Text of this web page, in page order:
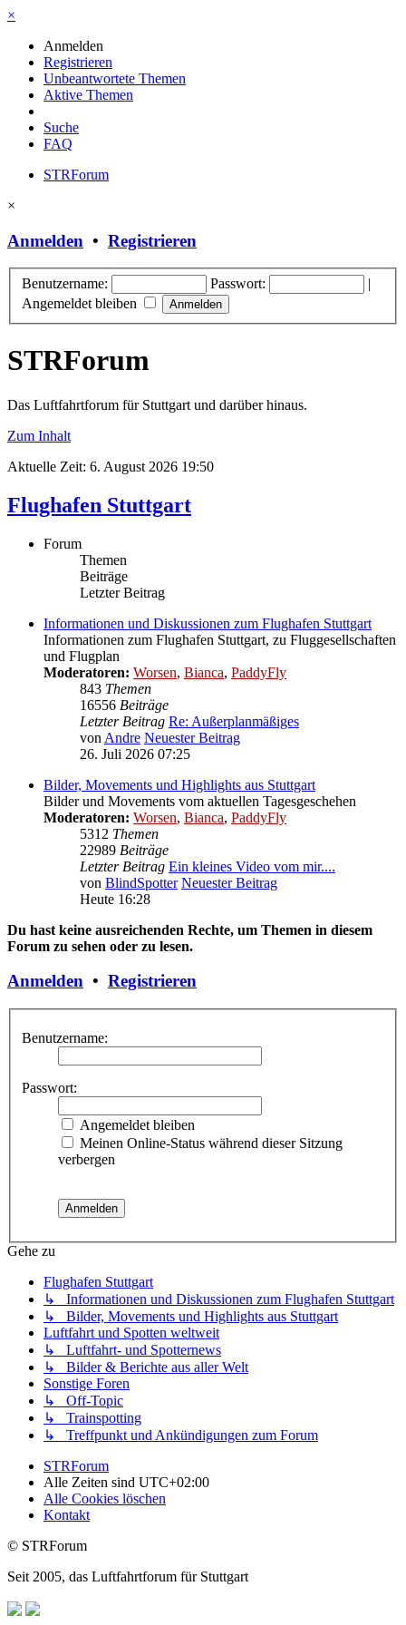
×
Anmelden
Registrieren
Unbeantwortete Themen
Aktive Themen
Suche
FAQ
STRForum
×
Anmelden • Registrieren
Benutzername: Passwort:
|
Angemeldet bleiben
STRForum
Das Luftfahrtforum für Stuttgart und darüber hinaus.
Zum Inhalt
Aktuelle Zeit: 6. August 2026 19:50
Flughafen Stuttgart
Forum
Themen
Beiträge
Letzter Beitrag
Informationen und Diskussionen zum Flughafen Stuttgart
Informationen zum Flughafen Stuttgart, zu Fluggesellschaften
und Flugplan
Moderatoren: Worsen, Bianca, PaddyFly
843 Themen
16556 Beiträge
Letzter Beitrag Re: Außerplanmäßiges
von Andre Neuester Beitrag
26. Juli 2026 07:25
Bilder, Movements und Highlights aus Stuttgart
Bilder und Movements vom aktuellen Tagesgeschehen
Moderatoren: Worsen, Bianca, PaddyFly
5312 Themen
22989 Beiträge
Letzter Beitrag Ein kleines Video vom mir....
von BlindSpotter Neuester Beitrag
Heute 16:28
Du hast keine ausreichenden Rechte, um Themen in diesem
Forum zu sehen oder zu lesen.
Anmelden • Registrieren
Benutzername:
Passwort:
Angemeldet bleiben
Meinen Online-Status während dieser Sitzung
verbergen
Gehe zu
Flughafen Stuttgart
↳ Informationen und Diskussionen zum Flughafen Stuttgart
↳ Bilder, Movements und Highlights aus Stuttgart
Luftfahrt und Spotten weltweit
↳ Luftfahrt- und Spotternews
↳ Bilder & Berichte aus aller Welt
Sonstige Foren
↳ Off-Topic
↳ Trainspotting
↳ Treffpunkt und Ankündigungen zum Forum
STRForum
Alle Zeiten sind UTC+02:00
Alle Cookies löschen
Kontakt
© STRForum
Seit 2005, das Luftfahrtforum für Stuttgart